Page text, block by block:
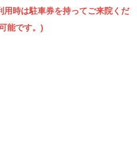
用時は駐車券を持ってご来院くだ
能です。)